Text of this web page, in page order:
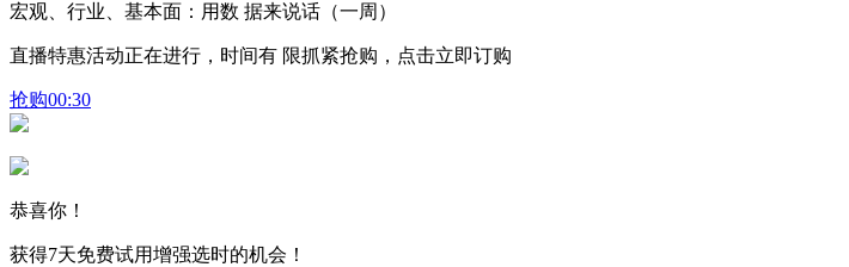
宏观、行业、基本面：用数 据来说话（一周）
直播特惠活动正在进行，时间有 限抓紧抢购，点击立即订购
抢购00:30
恭喜你！
获得7天免费试用增强选时的机会！